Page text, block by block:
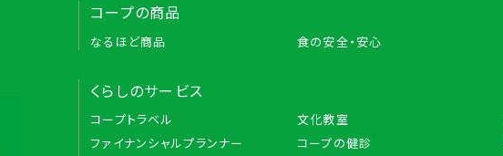
コープの商品
なるほど商品 食の安全・安心
くらしのサービス
コープトラベル 文化教室
ファイナンシャルプランナー
コープの健診